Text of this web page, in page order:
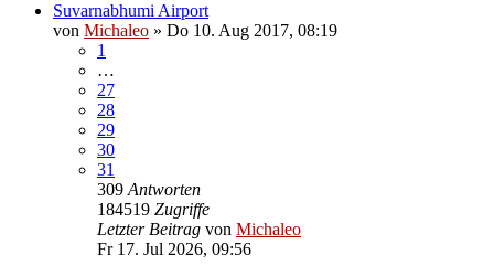
Suvarnabhumi Airport
von Michaleo » Do 10. Aug 2017, 08:19
1
…
27
28
29
30
31
309Antworten
184519 Zugriffe
Letzter Beitrag von Michaleo
Fr 17. Jul 2026, 09:56